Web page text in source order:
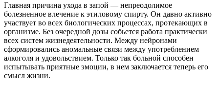
Главная причина ухода в запой — непреодолимое
болезненное влечение к этиловому спирту. Он давно активно
участвует во всех биологических процессах, протекающих в
организме. Без очередной дозы собьется работа практически
всех систем жизнедеятельности. Между нейронами
сформировались аномальные связи между употреблением
алкоголя и удовольствием. Только так больной способен
испытывать приятные эмоции, в нем заключается теперь его
смысл жизни.